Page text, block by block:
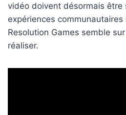
vidéo doivent désormais être
expériences communautaires
Resolution Games semble
réaliser.